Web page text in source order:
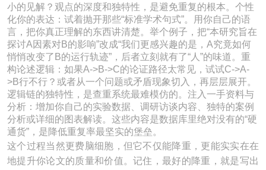
小的见解？观点的深度和独特性，是避免重复的根本。个性
化你的表达：试着抛开那些“标准学术句式”。用你自己的语
言，把你真正理解的东西讲清楚。举个例子，把“本研究旨在
探讨A因素对B的影响”改成“我们更感兴趣的是，A究竟如何
悄悄改变了B的运行轨迹”，后者立刻就有了“人”的味道。重
构论述逻辑：如果A->B->C的论证路径太常见，试试C->A-
>B行不行？或者从一个问题或矛盾现象切入，再层层展开。
逻辑链的独特性，是查重系统最难模仿的。注入一手资料与
分析：增加你自己的实验数据、调研访谈内容、独特的案例
分析或详细的图表解读。这些内容是数据库里绝对没有的“硬
通货”，是降低重复率最坚实的堡垒。
这个过程当然更费脑细胞，但它不仅能降重，更能实实在在
地提升你论文的质量和价值。记住，最好的降重，就是写出